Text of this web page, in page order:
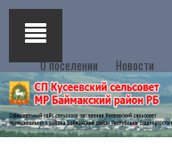
О поселении Новости